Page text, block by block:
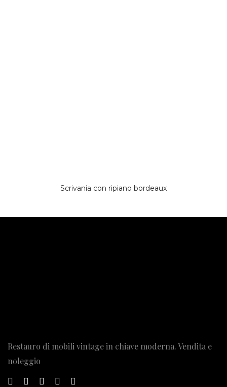
Scrivania con ripiano bordeaux
Restauro di mobili vintage in chiave moderna. Vendita e
noleggio